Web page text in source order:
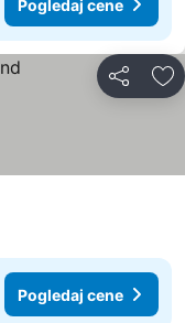
Pogledaj cene
Deli
Pogledaj cene